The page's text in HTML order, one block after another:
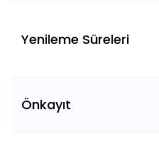
Yenileme Süreleri
Önkayıt